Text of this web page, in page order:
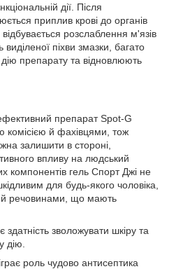
дії. Після
приплив крові до органів
розслаблення м'язів
виділеної піхви змазки, багато
дію препарату та відновлюють
препарат Spot-G
комісією й фахівцями, тож
залишити в стороні,
впливу на людський
компонентів гель Спорт Джі не
для будь-якого чоловіка,
речовинами, що мають
зволожувати шкіру та
дію.
роль чудово антисептика